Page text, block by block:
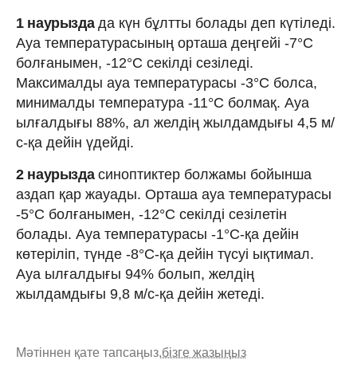
1 наурыздада күн бұлтты болады деп күтіледі.
Ауа температурасының орташа деңгейі -7°C
болғанымен, -12°C секілді сезіледі.
Максималды ауа температурасы -3°C болса,
минималды температура -11°C болмақ. Ауа
ылғалдығы 88%, ал желдің жылдамдығы 4,5 м/
с-қа дейін үдейді.
2 наурыздасиноптиктер болжамы бойынша
аздап қар жауады. Орташа ауа температурасы
-5°C болғанымен, -12°C секілді сезілетін
болады. Ауа температурасы -1°C-қа дейін
көтеріліп, түнде -8°C-қа дейін түсуі ықтимал.
Ауа ылғалдығы 94% болып, желдің
жылдамдығы 9,8 м/с-қа дейін жетеді.
Мәтіннен қате тапсаңыз,бізге жазыңыз